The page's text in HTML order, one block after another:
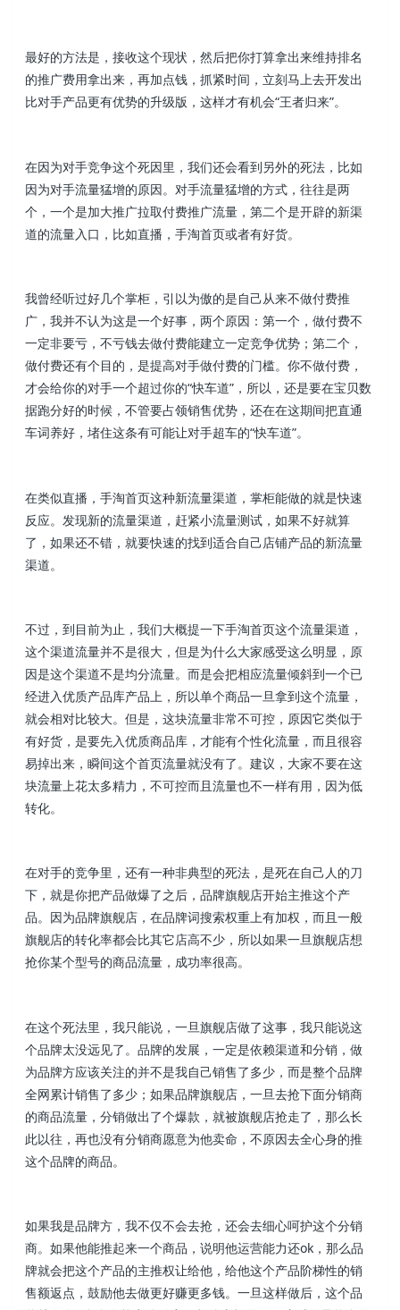
最好的方法是，接收这个现状，然后把你打算拿出来维持排名
的推广费用拿出来，再加点钱，抓紧时间，立刻马上去开发出
比对手产品更有优势的升级版，这样才有机会“王者归来”。
在因为对手竞争这个死因里，我们还会看到另外的死法，比如
因为对手流量猛增的原因。对手流量猛增的方式，往往是两
个，一个是加大推广拉取付费推广流量，第二个是开辟的新渠
道的流量入口，比如直播，手淘首页或者有好货。
我曾经听过好几个掌柜，引以为傲的是自己从来不做付费推
广，我并不认为这是一个好事，两个原因：第一个，做付费不
一定非要亏，不亏钱去做付费能建立一定竞争优势；第二个，
做付费还有个目的，是提高对手做付费的门槛。你不做付费，
才会给你的对手一个超过你的“快车道”，所以，还是要在宝贝数
据跑分好的时候，不管要占领销售优势，还在在这期间把直通
车词养好，堵住这条有可能让对手超车的“快车道”。
在类似直播，手淘首页这种新流量渠道，掌柜能做的就是快速
反应。发现新的流量渠道，赶紧小流量测试，如果不好就算
了，如果还不错，就要快速的找到适合自己店铺产品的新流量
渠道。
不过，到目前为止，我们大概提一下手淘首页这个流量渠道，
这个渠道流量并不是很大，但是为什么大家感受这么明显，原
因是这个渠道不是均分流量。而是会把相应流量倾斜到一个已
经进入优质产品库产品上，所以单个商品一旦拿到这个流量，
就会相对比较大。但是，这块流量非常不可控，原因它类似于
有好货，是要先入优质商品库，才能有个性化流量，而且很容
易掉出来，瞬间这个首页流量就没有了。建议，大家不要在这
块流量上花太多精力，不可控而且流量也不一样有用，因为低
转化。
在对手的竞争里，还有一种非典型的死法，是死在自己人的刀
下，就是你把产品做爆了之后，品牌旗舰店开始主推这个产
品。因为品牌旗舰店，在品牌词搜索权重上有加权，而且一般
旗舰店的转化率都会比其它店高不少，所以如果一旦旗舰店想
抢你某个型号的商品流量，成功率很高。
在这个死法里，我只能说，一旦旗舰店做了这事，我只能说这
个品牌太没远见了。品牌的发展，一定是依赖渠道和分销，做
为品牌方应该关注的并不是我自己销售了多少，而是整个品牌
全网累计销售了多少；如果品牌旗舰店，一旦去抢下面分销商
的商品流量，分销做出了个爆款，就被旗舰店抢走了，那么长
此以往，再也没有分销商愿意为他卖命，不原因去全心身的推
这个品牌的商品。
如果我是品牌方，我不仅不会去抢，还会去细心呵护这个分销
商。如果他能推起来一个商品，说明他运营能力还ok，那么品
牌就会把这个产品的主推权让给他，给他这个产品阶梯性的销
售额返点，鼓励他去做更好赚更多钱。一旦这样做后，这个品